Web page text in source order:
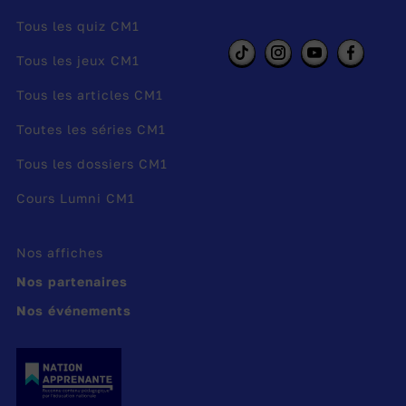
Tous les quiz CM1
Tous les jeux CM1
Tous les articles CM1
Toutes les séries CM1
Tous les dossiers CM1
Cours Lumni CM1
Nos affiches
Nos partenaires
Nos événements